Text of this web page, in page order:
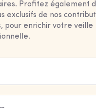
Profitez également
exclusifs de nos
pour enrichir votre veille